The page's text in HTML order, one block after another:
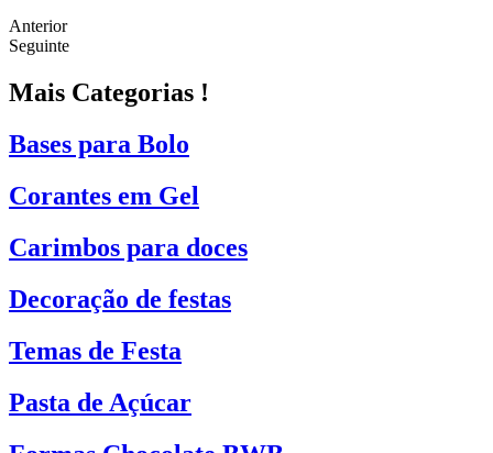
Anterior
Seguinte
Mais Categorias !
Bases para Bolo
Corantes em Gel
Carimbos para doces
Decoração de festas
Temas de Festa
Pasta de Açúcar